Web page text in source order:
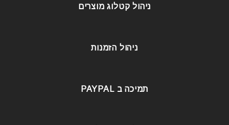
ניהול קטלוג מוצרים
ניהול הזמנות
תמיכה ב PAYPAL